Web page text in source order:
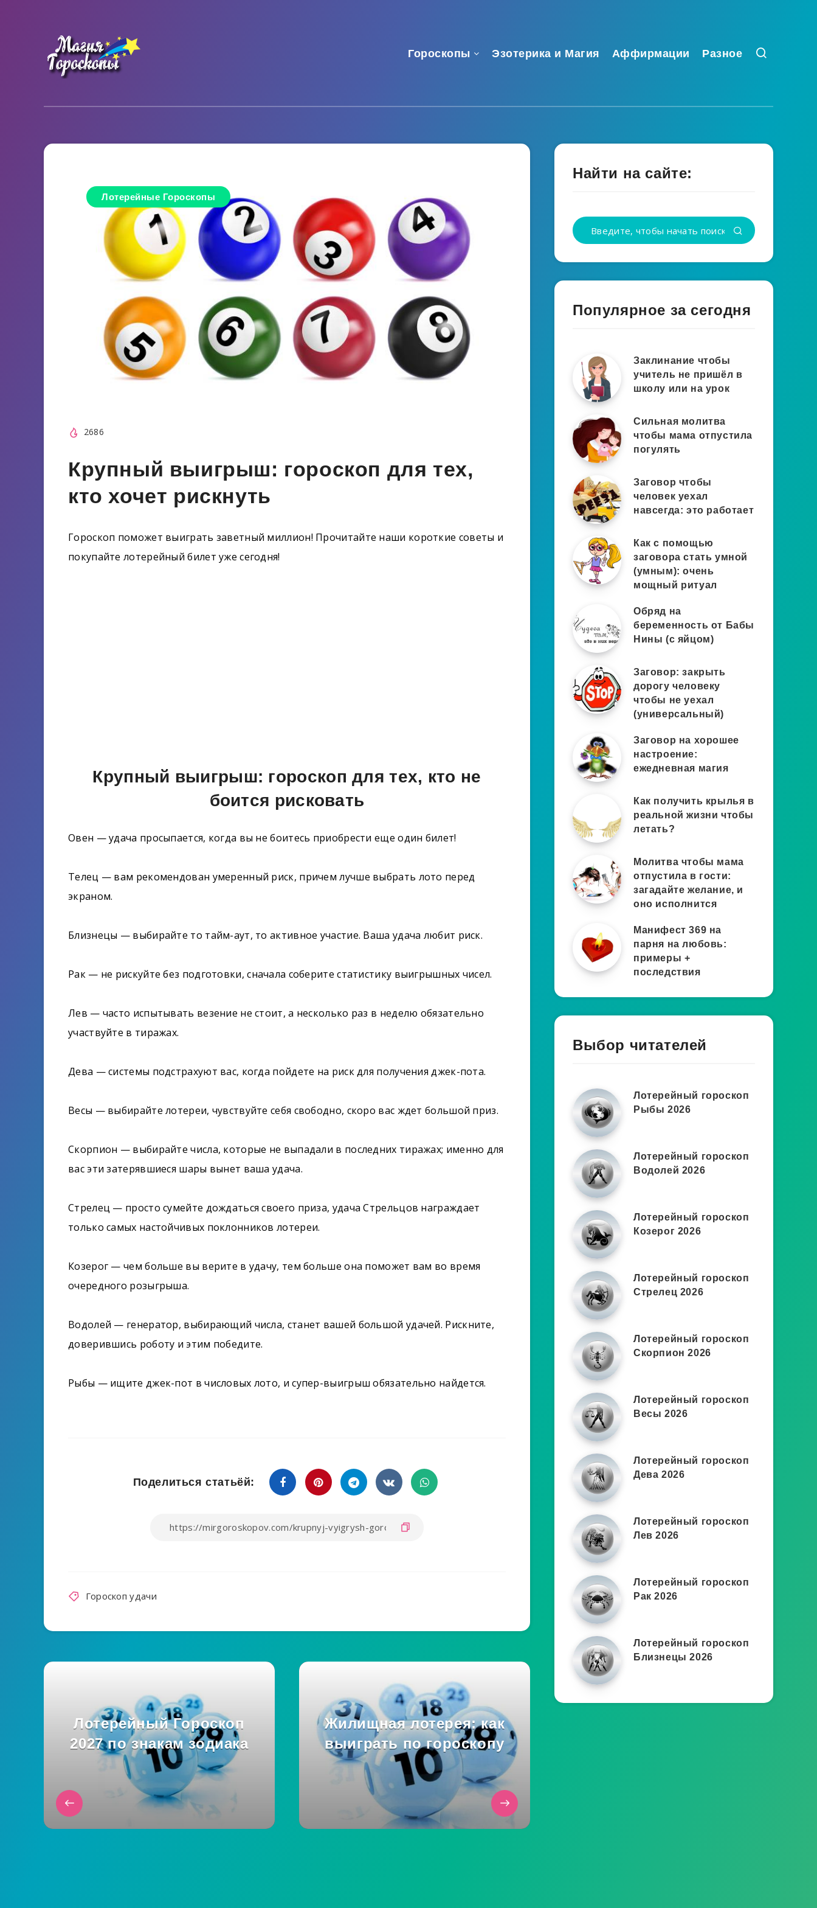
Гороскопы Эзотерика и Магия Аффирмации Разное
Лотерейные Гороскопы
2686
Крупный выигрыш: гороскоп для тех,
кто хочет рискнуть
Гороскоп поможет выиграть заветный миллион! Прочитайте наши короткие советы и
покупайте лотерейный билет уже сегодня!
Крупный выигрыш: гороскоп для тех, кто не
боится рисковать
Овен — удача просыпается, когда вы не боитесь приобрести еще один билет!
Телец — вам рекомендован умеренный риск, причем лучше выбрать лото перед
экраном.
Близнецы — выбирайте то тайм-аут, то активное участие. Ваша удача любит риск.
Рак — не рискуйте без подготовки, сначала соберите статистику выигрышных чисел.
Лев — часто испытывать везение не стоит, а несколько раз в неделю обязательно
участвуйте в тиражах.
Дева — системы подстрахуют вас, когда пойдете на риск для получения джек-пота.
Весы — выбирайте лотереи, чувствуйте себя свободно, скоро вас ждет большой приз.
Скорпион — выбирайте числа, которые не выпадали в последних тиражах; именно для
вас эти затерявшиеся шары вынет ваша удача.
Стрелец — просто сумейте дождаться своего приза, удача Стрельцов награждает
только самых настойчивых поклонников лотереи.
Козерог — чем больше вы верите в удачу, тем больше она поможет вам во время
очередного розыгрыша.
Водолей — генератор, выбирающий числа, станет вашей большой удачей. Рискните,
доверившись роботу и этим победите.
Рыбы — ищите джек-пот в числовых лото, и супер-выигрыш обязательно найдется.
Поделиться статьёй:
Гороскоп удачи
Лотерейный Гороскоп
2027 по знакам зодиака
Жилищная лотерея: как
выиграть по гороскопу
Найти на сайте:
Популярное за сегодня
Заклинание чтобы
учитель не пришёл в
школу или на урок
Сильная молитва
чтобы мама отпустила
погулять
Заговор чтобы
человек уехал
навсегда: это работает
Как с помощью
заговора стать умной
(умным): очень
мощный ритуал
Обряд на
беременность от Бабы
Нины (с яйцом)
Заговор: закрыть
дорогу человеку
чтобы не уехал
(универсальный)
Заговор на хорошее
настроение:
ежедневная магия
Как получить крылья в
реальной жизни чтобы
летать?
Молитва чтобы мама
отпустила в гости:
загадайте желание, и
оно исполнится
Манифест 369 на
парня на любовь:
примеры +
последствия
Выбор читателей
Лотерейный гороскоп
Рыбы 2026
Лотерейный гороскоп
Водолей 2026
Лотерейный гороскоп
Козерог 2026
Лотерейный гороскоп
Стрелец 2026
Лотерейный гороскоп
Скорпион 2026
Лотерейный гороскоп
Весы 2026
Лотерейный гороскоп
Дева 2026
Лотерейный гороскоп
Лев 2026
Лотерейный гороскоп
Рак 2026
Лотерейный гороскоп
Близнецы 2026